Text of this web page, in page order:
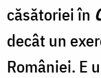
căsătoriei în
decât un
României. E